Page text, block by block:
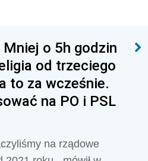
o 5h godzin
od trzeciego
to za wcześnie.
na PO i PSL
na rządowe